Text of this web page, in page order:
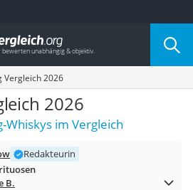
Kategorie
Vergleich 2026
2026
Whiskys im Vergleich
Redakteurin
B.